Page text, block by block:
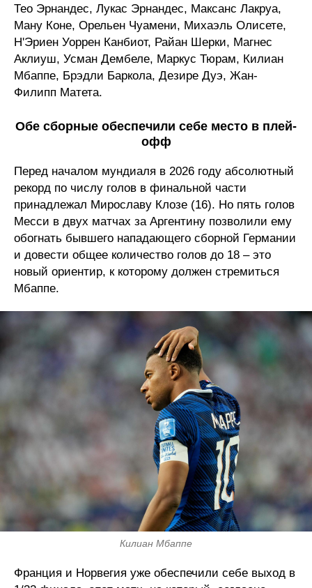
Тео Эрнандес, Лукас Эрнандес, Максанс Лакруа,
Ману Коне, Орельен Чуамени, Михаэль Олисете,
Н'Эриен Уоррен Канбиот, Райан Шерки, Магнес
Аклиуш, Усман Дембеле, Маркус Тюрам, Килиан
Мбаппе, Брэдли Баркола, Дезире Дуэ, Жан-
Филипп Матета.
Обе сборные обеспечили себе место в плей-
офф
Перед началом мундиаля в 2026 году абсолютный
рекорд по числу голов в финальной части
принадлежал Мирославу Клозе (16). Но пять голов
Месси в двух матчах за Аргентину позволили ему
обогнать бывшего нападающего сборной Германии
и довести общее количество голов до 18 – это
новый ориентир, к которому должен стремиться
Мбаппе.
Килиан Мбаппе
Франция и Норвегия уже обеспечили себе выход в